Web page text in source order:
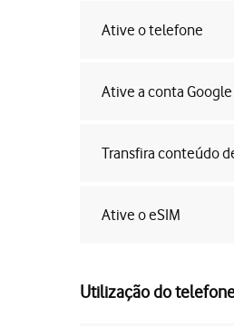
Ative o telefone
Ative a conta
Transfira conteúdo
Ative o eSIM
Utilização do